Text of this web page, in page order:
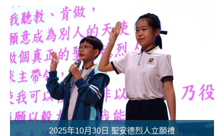
2025年10月30日 聖安德烈人立願禮